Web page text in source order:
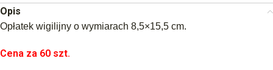
Opis
Opłatek wigilijny o wymiarach 8,5×15,5 cm.
Cena za 60 szt.